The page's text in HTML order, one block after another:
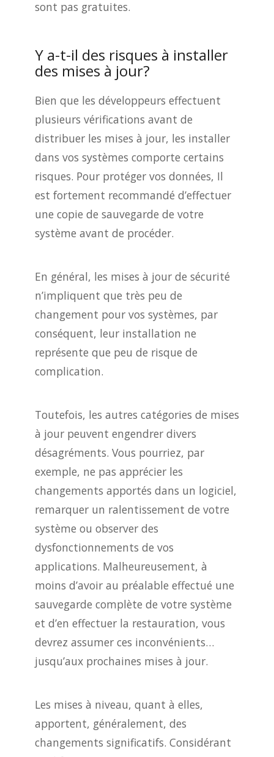
sont pas gratuites.
Y a-t-il des risques à installer
des mises à jour?
Bien que les développeurs effectuent
plusieurs vérifications avant de
distribuer les mises à jour, les installer
dans vos systèmes comporte certains
risques. Pour protéger vos données, Il
est fortement recommandé d’effectuer
une copie de sauvegarde de votre
système avant de procéder.
En général, les mises à jour de sécurité
n’impliquent que très peu de
changement pour vos systèmes, par
conséquent, leur installation ne
représente que peu de risque de
complication.
Toutefois, les autres catégories de mises
à jour peuvent engendrer divers
désagréments. Vous pourriez, par
exemple, ne pas apprécier les
changements apportés dans un logiciel,
remarquer un ralentissement de votre
système ou observer des
dysfonctionnements de vos
applications. Malheureusement, à
moins d’avoir au préalable effectué une
sauvegarde complète de votre système
et d’en effectuer la restauration, vous
devrez assumer ces inconvénients…
jusqu’aux prochaines mises à jour.
Les mises à niveau, quant à elles,
apportent, généralement, des
changements significatifs. Considérant